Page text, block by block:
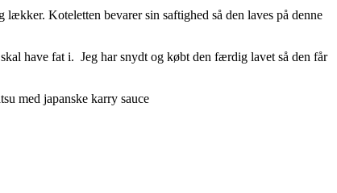
lækker. Koteletten bevarer sin saftighed så den laves på denne
have fat i. Jeg har snydt og købt den færdig lavet så den får
med japanske karry sauce